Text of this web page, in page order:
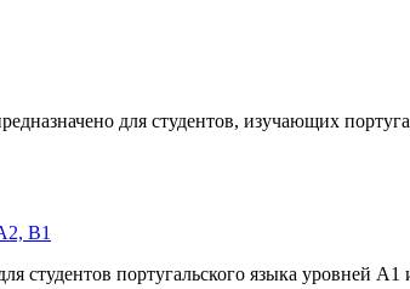
для студентов, изучающих
B1
студентов португальского языка уровней